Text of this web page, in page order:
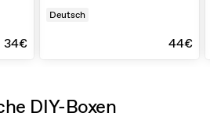
34€
Deutsch
44€
DIY-Boxen